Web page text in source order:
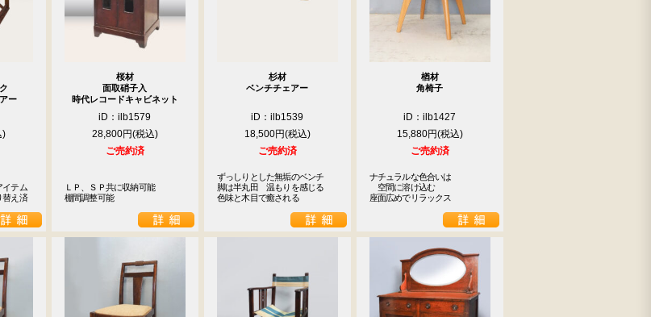
ー
イテム
済
桜材
面取硝子入
時代レコードキャビネット
iD：ilb1579
28,800円
ご売約済
ＬＰ、ＳＰ共に収納可能
棚間調整可能
杉材
ベンチチェアー
iD：ilb1539
18,500円
ご売約済
ずっしりとした無垢のベンチ
脚は半丸田　温もりを感じる
色味と木目で癒される
楢材
角椅子
iD：ilb1427
15,880円
ご売約済
ナチュラルな色合いは
空間に溶け込む
座面広めでリラックス